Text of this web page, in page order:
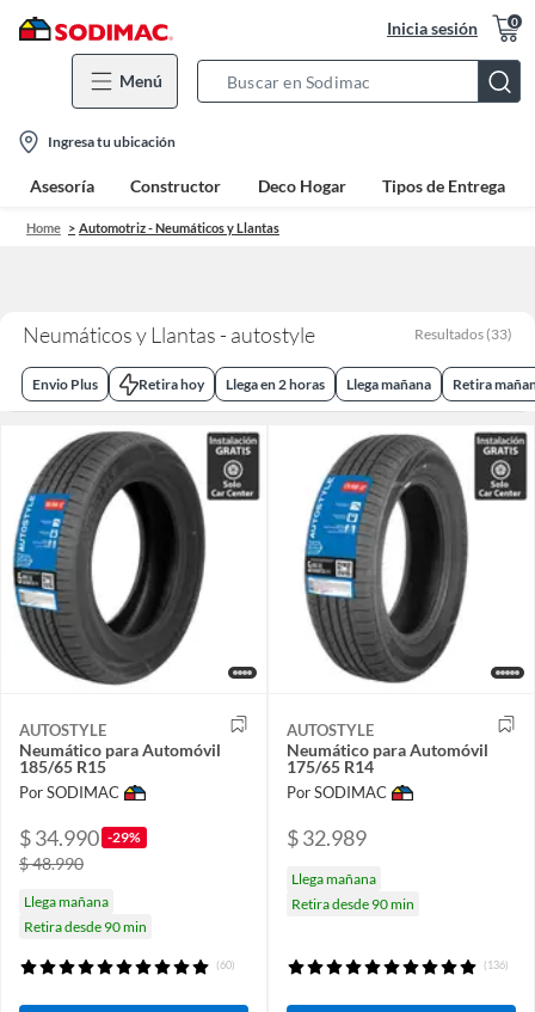
Inicia sesión 0
Menú
Bar
location-
icon
Ingresa tu ubicación
Asesoría Constructor Deco Hogar Tipos de Entrega
Home Automotriz - Neumáticos y Llantas
Neumáticos y Llantas - autostyle Resultados (33)
Envio Plus Retira hoy Llega en 2 horas Llega mañana Retira
AUTOSTYLE
Neumático para Automóvil
185/65 R15
Por SODIMAC
$ 34.990 -29%
$ 48.990
Llega mañana
Retira desde 90 min
(60)
AUTOSTYLE
Neumático para Automóvil
175/65 R14
Por SODIMAC
$ 32.989
Llega mañana
Retira desde 90 min
(136)